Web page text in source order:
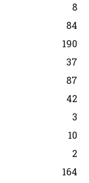
8
84
190
37
87
42
3
10
2
164